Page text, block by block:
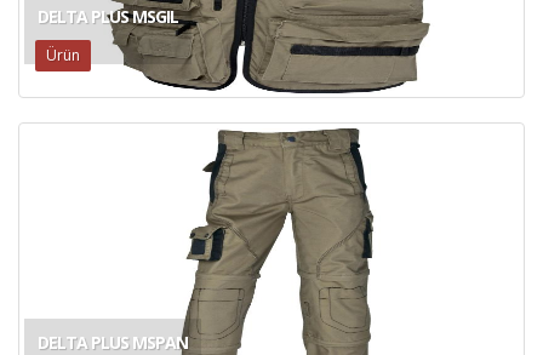
DELTA PLUS MSGIL
Ürün
DELTA PLUS MSPAN